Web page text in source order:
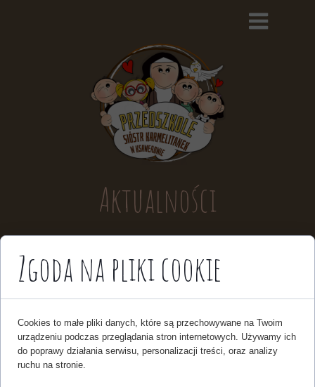
Aktualności
Zgoda na pliki cookie
Cookies to małe pliki danych, które są przechowywane na Twoim
urządzeniu podczas przeglądania stron internetowych. Używamy ich
do poprawy działania serwisu, personalizacji treści, oraz analizy
ruchu na stronie.